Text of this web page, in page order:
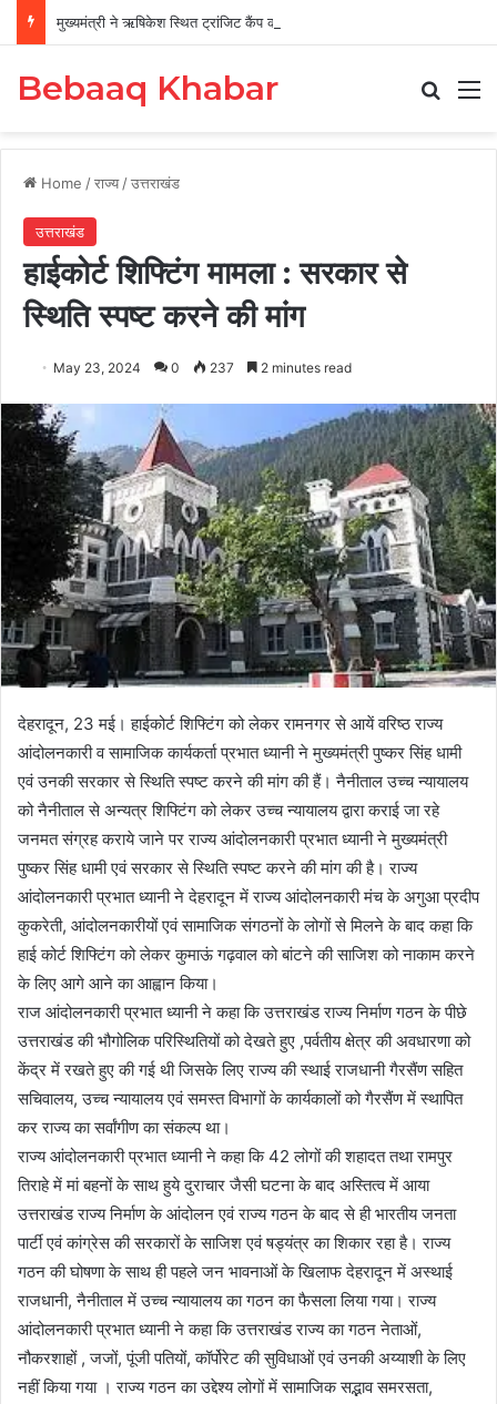
मुख्यमंत्री ने ऋषिकेश स्थित ट्रांजिट कैंप का किया औचक निरीक्षण
Bebaaq Khabar
Home /राज्य /उत्तराखंड
उत्तराखंड
हाईकोर्ट शिफ्टिंग मामला : सरकार से
स्थिति स्पष्ट करने की मांग
May 23, 2024 0 237 2 minutes read
देहरादून, 23 मई। हाईकोर्ट शिफ्टिंग को लेकर रामनगर से आयें वरिष्ठ राज्य
आंदोलनकारी व सामाजिक कार्यकर्ता प्रभात ध्यानी ने मुख्यमंत्री पुष्कर सिंह धामी
एवं उनकी सरकार से स्थिति स्पष्ट करने की मांग की हैं। नैनीताल उच्च न्यायालय
को नैनीताल से अन्यत्र शिफ्टिंग को लेकर उच्च न्यायालय द्वारा कराई जा रहे
जनमत संग्रह कराये जाने पर राज्य आंदोलनकारी प्रभात ध्यानी ने मुख्यमंत्री
पुष्कर सिंह धामी एवं सरकार से स्थिति स्पष्ट करने की मांग की है। राज्य
आंदोलनकारी प्रभात ध्यानी ने देहरादून में राज्य आंदोलनकारी मंच के अगुआ प्रदीप
कुकरेती, आंदोलनकारीयों एवं सामाजिक संगठनों के लोगों से मिलने के बाद कहा कि
हाई कोर्ट शिफ्टिंग को लेकर कुमाऊं गढ़वाल को बांटने की साजिश को नाकाम करने
के लिए आगे आने का आह्वान किया।
राज आंदोलनकारी प्रभात ध्यानी ने कहा कि उत्तराखंड राज्य निर्माण गठन के पीछे
उत्तराखंड की भौगोलिक परिस्थितियों को देखते हुए ,पर्वतीय क्षेत्र की अवधारणा को
केंद्र में रखते हुए की गई थी जिसके लिए राज्य की स्थाई राजधानी गैरसैंण सहित
सचिवालय, उच्च न्यायालय एवं समस्त विभागों के कार्यकालों को गैरसैंण में स्थापित
कर राज्य का सर्वांगीण का संकल्प था।
राज्य आंदोलनकारी प्रभात ध्यानी ने कहा कि 42 लोगों की शहादत तथा रामपुर
तिराहे में मां बहनों के साथ हुये दुराचार जैसी घटना के बाद अस्तित्व में आया
उत्तराखंड राज्य निर्माण के आंदोलन एवं राज्य गठन के बाद से ही भारतीय जनता
पार्टी एवं कांग्रेस की सरकारों के साजिश एवं षड्यंत्र का शिकार रहा है। राज्य
गठन की घोषणा के साथ ही पहले जन भावनाओं के खिलाफ देहरादून में अस्थाई
राजधानी, नैनीताल में उच्च न्यायालय का गठन का फैसला लिया गया। राज्य
आंदोलनकारी प्रभात ध्यानी ने कहा कि उत्तराखंड राज्य का गठन नेताओं,
नौकरशाहों , जजों, पूंजी पतियों, कॉर्पोरेट की सुविधाओं एवं उनकी अय्याशी के लिए
नहीं किया गया । राज्य गठन का उद्देश्य लोगों में सामाजिक सद्भाव समरसता,